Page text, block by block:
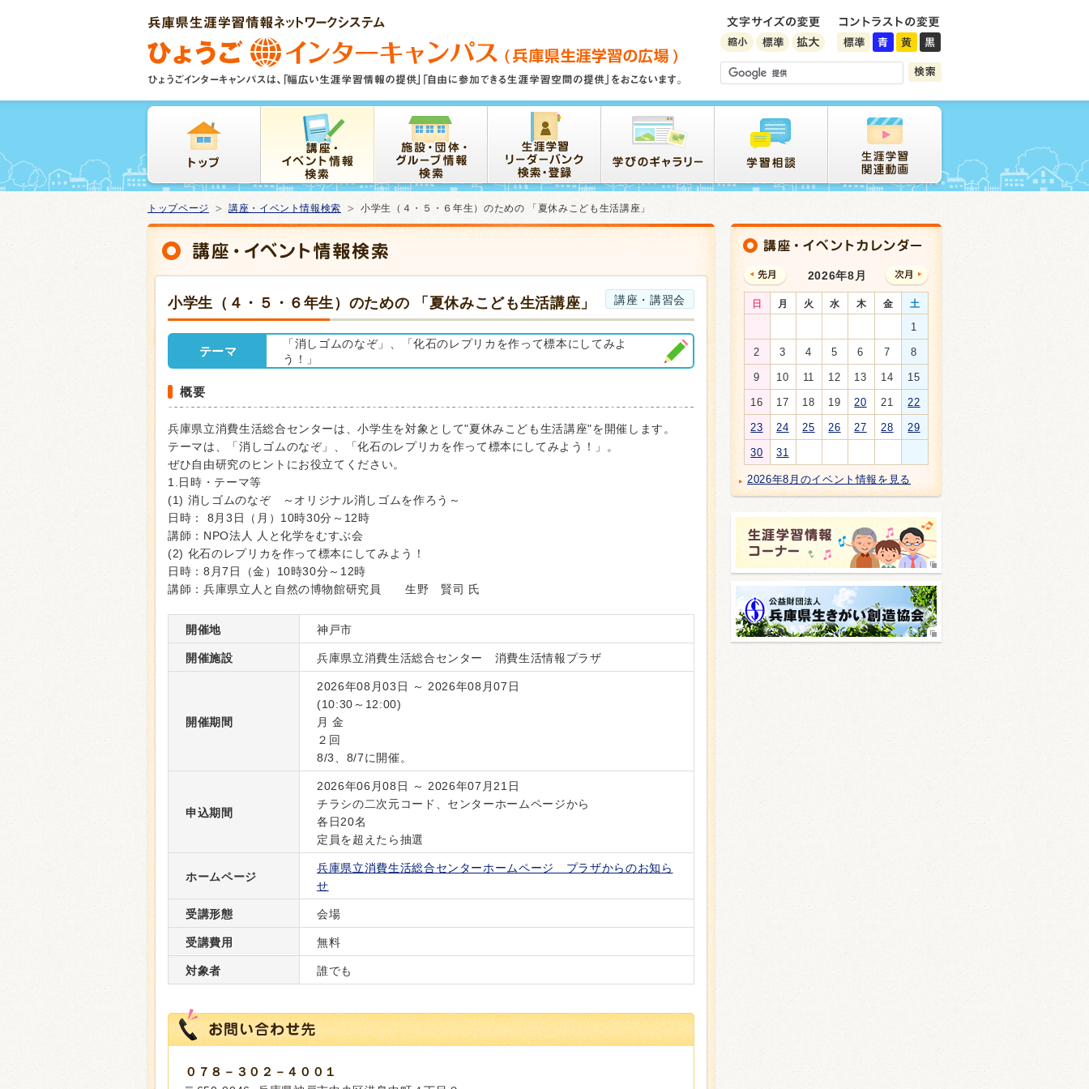
キ
トップページ 講座・イベント情報検索 小学生（４・５・６年生）のための 「夏休みこども生活講座」
小学生（４・５・６年生）のための 「夏休みこども生活講座」 講座・講習会
テーマ
「消しゴムのなぞ」、「化石のレプリカを作って標本にしてみよ
う！」
概要
兵庫県立消費生活総合センターは、小学生を対象として"夏休みこども生活講座"を開催します。
テーマは、「消しゴムのなぞ」、「化石のレプリカを作って標本にしてみよう！」。
ぜひ自由研究のヒントにお役立てください。
1.日時・テーマ等
(1) 消しゴムのなぞ ～オリジナル消しゴムを作ろう～
日時： 8月3日（月）10時30分～12時
講師：NPO法人 人と化学をむすぶ会
(2) 化石のレプリカを作って標本にしてみよう！
日時：8月7日（金）10時30分～12時
講師：兵庫県立人と自然の博物館研究員 生野 賢司 氏
開催地 神戸市
開催施設 兵庫県立消費生活総合センター 消費生活情報プラザ
開催期間
2026年08月03日 ～ 2026年08月07日
(10:30～12:00)
月 金
２回
8/3、8/7に開催。
申込期間
2026年06月08日 ～ 2026年07月21日
チラシの二次元コード、センターホームページから
各日20名
定員を超えたら抽選
ホームページ
兵庫県立消費生活総合センターホームページ プラザからのお知ら
せ
受講形態 会場
受講費用 無料
対象者 誰でも
０７８－３０２－４００１
2026年8月
日 月 火 水 木 金 土
1
2 3 4 5 6 7 8
9 10 11 12 13 14 15
16 17 18 19 20 21 22
23 24 25 26 27 28 29
30 31
2026年8月のイベント情報を見る